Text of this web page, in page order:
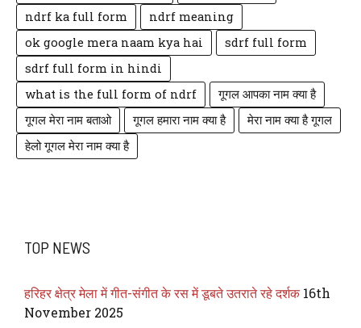
ndrf ka full form
ndrf meaning
ok google mera naam kya hai
sdrf full form
sdrf full form in hindi
what is the full form of ndrf
गूगल आपका नाम क्या है
गूगल मेरा नाम बताओ
गूगल हमारा नाम क्या है
मेरा नाम क्या है गूगल
हेलो गूगल मेरा नाम क्या है
TOP NEWS
हरिहर क्षेत्र मेला में गीत-संगीत के रस में डूबते उतराते रहे दर्शक 16th
November 2025